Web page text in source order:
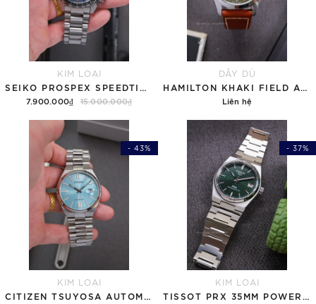
KIM LOẠI
7.900.000₫ 15.000.000₫
DÂY DÙ
Liên hệ
- 43%
KIM LOẠI
- 37%
KIM LOẠI